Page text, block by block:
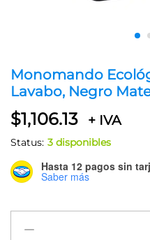
Monomando
Lavabo, Negro
$1,106.13 + IVA
Status: 3 disponibles
Hasta 12 pagos sin
Saber más
Ecológico